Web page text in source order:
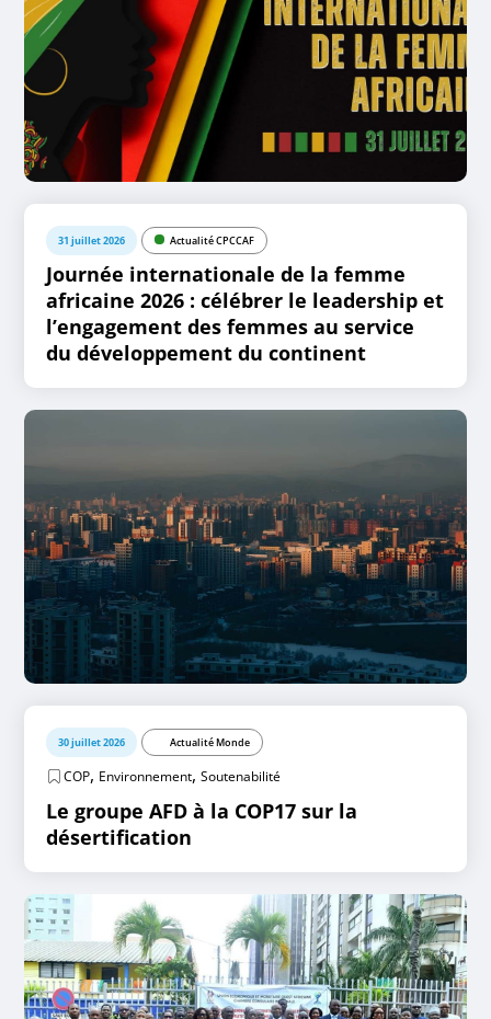
31 juillet 2026 Actualité CPCCAF
Journée internationale de la femme
africaine 2026 : célébrer le leadership et
l’engagement des femmes au service
du développement du continent
30 juillet 2026 Actualité Monde
COP, Environnement,Soutenabilité
Le groupe AFD à la COP17 sur la
désertification